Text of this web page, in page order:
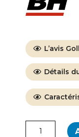
L’avis
Détails